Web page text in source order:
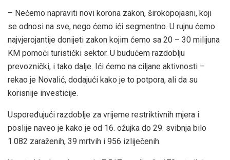
– Nećemo napraviti novi korona zakon, širokopojasni, koji
se odnosi na sve, nego ćemo ići segmentno. U rujnu ćemo
najvjerojantije donijeti zakon kojim ćemo sa 20 – 30 milijuna
KM pomoći turistički sektor. U budućem razdoblju
prevoznički, i tako dalje. Ići ćemo na ciljane aktivnosti –
rekao je Novalić, dodajući kako je to potpora, ali da su
korisnije investicije.
Uspoređujući razdoblje za vrijeme restriktivnih mjera i
poslije naveo je kako je od 16. ožujka do 29. svibnja bilo
1.082 zaraženih, 39 mrtvih i 956 izliječenih.